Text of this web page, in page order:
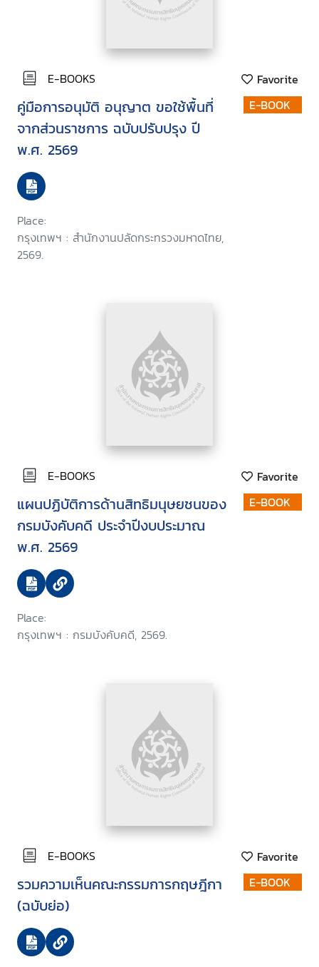
E-BOOKS Favorite
คู่มือการอนุมัติ อนุญาต ขอใช้พื้นที่
จากส่วนราชการ ฉบับปรับปรุง ปี
พ.ศ. 2569
Place:
กรุงเทพฯ : สำนักงานปลัดกระทรวงมหาดไทย,
2569.
E-BOOK
E-BOOKS Favorite
แผนปฏิบัติการด้านสิทธิมนุษยชนของ
กรมบังคับคดี ประจำปีงบประมาณ
พ.ศ. 2569
Place:
กรุงเทพฯ : กรมบังคับคดี, 2569.
E-BOOK
E-BOOKS Favorite
รวมความเห็นคณะกรรมการกฤษฎีกา
(ฉบับย่อ)
E-BOOK